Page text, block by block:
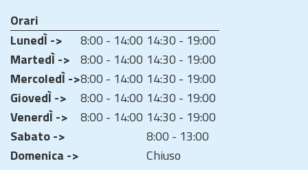
Orari
LunedÌ ->
8:00 - 14:00 14:30 - 19:00
MartedÌ -> 8:00 - 14:00 14:30 - 19:00
MercoledÌ ->8:00 - 14:00 14:30 - 19:00
GiovedÌ ->
8:00 - 14:00 14:30 - 19:00
VenerdÌ ->
8:00 - 14:00 14:30 - 19:00
Sabato ->
8:00 - 13:00
Domenica ->
Chiuso